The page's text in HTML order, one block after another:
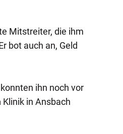
Mitstreiter, die ihm
bot auch an, Geld
ihn noch vor
in Ansbach